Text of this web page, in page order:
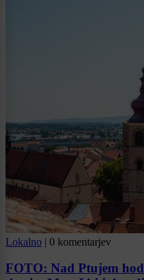
Lokalno | 0 komentarjev
FOTO: Nad Ptujem